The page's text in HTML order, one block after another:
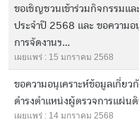
ขอเชิญชวนเข้าร่วมกิจกรรมแ
ประจำปี 2568 และ ขอความ
การจัดงานฯ...
เผยแพร่ : 15 มกราคม 2568
ขอความอนุเคราะห์ข้อมูลเกี่ย
ดำรงตำแหน่งผู้ตรวจการแผ่น
เผยแพร่ : 14 มกราคม 2568